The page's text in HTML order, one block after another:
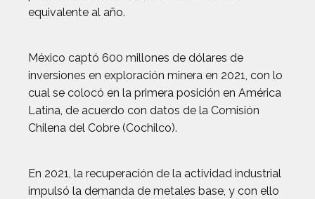
equivalente al año.
México captó 600 millones de dólares de
inversiones en exploración minera en 2021, con lo
cual se colocó en la primera posición en América
Latina, de acuerdo con datos de la Comisión
Chilena del Cobre (Cochilco).
En 2021, la recuperación de la actividad industrial
impulsó la demanda de metales base, y con ello